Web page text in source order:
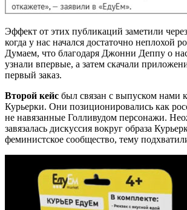
Эффект от этих публикаций заметили
когда у нас начался достаточно неплохой
Думаем, что благодаря Джонни Деппу о
узнали впервые, а затем скачали
первый заказ.
Второй кейс был связан с выпуском нами
Курьерки. Они позиционировались как
не навязанные Голливудом персонажи.
завязалась дискуссия вокруг образа
феминистское сообщество, тему